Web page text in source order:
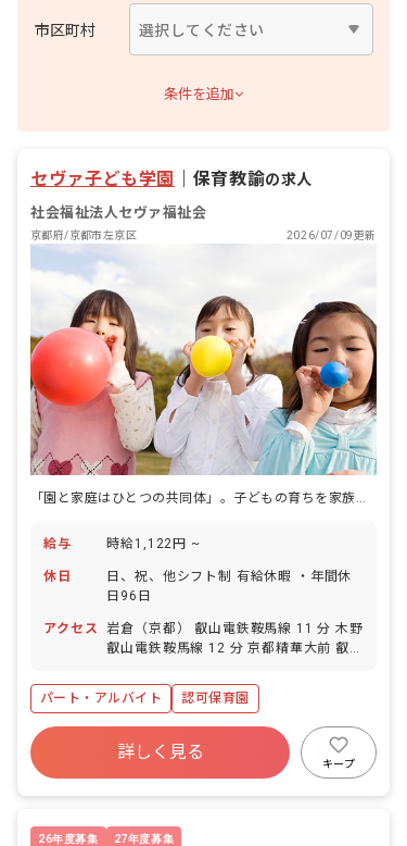
市区町村
条件を追加
セヴァ子ども学園 保育教諭の求人
社会福祉法人セヴァ福祉会
京都府/京都市左京区 2026/07/09更新
「園と家庭はひとつの共同体」。子どもの育ちを家族のように見守る保育です。
給与 時給1,122円 ~
休日
日、祝、他シフト制 有給休暇 ・年間休
日96日
アクセス
岩倉（京都） 叡山電鉄鞍馬線 11 分 木野
叡山電鉄鞍馬線 12 分 京都精華大前 叡山
電鉄鞍馬線 18 分 八幡前（京都） 叡山電
鉄鞍馬線 20 分
パート・アルバイト 認可保育園
詳しく見る
キープ
26年度募集 27年度募集